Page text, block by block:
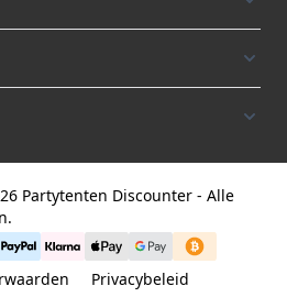
Partytenten Discounter - Alle
Privacybeleid